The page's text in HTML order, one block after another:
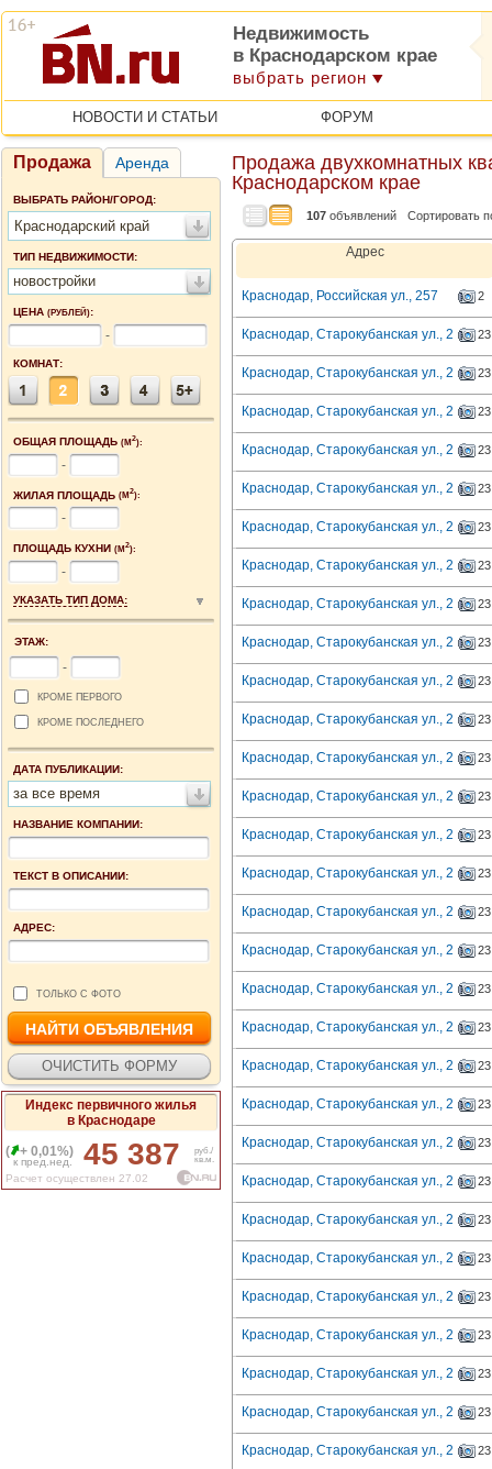
Недвижимость
в Краснодарском крае
выбрать регион
НОВОСТИ И СТАТЬИ ФОРУМ
Продажа Аренда
ВЫБРАТЬ РАЙОН/ГОРОД:
Краснодарский край
ТИП НЕДВИЖИМОСТИ:
новостройки
ЦЕНА (РУБЛЕЙ):
-
КОМНАТ:
ОБЩАЯ ПЛОЩАДЬ (М2):
-
ЖИЛАЯ ПЛОЩАДЬ (М2):
-
ПЛОЩАДЬ КУХНИ (М2):
-
УКАЗАТЬ ТИП ДОМА:
ЭТАЖ:
-
КРОМЕ ПЕРВОГО
КРОМЕ ПОСЛЕДНЕГО
ДАТА ПУБЛИКАЦИИ:
за все время
НАЗВАНИЕ КОМПАНИИ:
ТЕКСТ В ОПИСАНИИ:
АДРЕС:
ТОЛЬКО С ФОТО
Индекс первичного жилья
в Краснодаре
(
+ 0,01%)
к пред.нед. 45 387
руб./
кв.м.
Расчет осуществлен 27.02
Продажа двухкомнатных
Краснодарском крае
107 объявлений Сортировать
Адрес
Краснодар, Российская ул., 257 2
Краснодар, Старокубанская ул., 2 23
Краснодар, Старокубанская ул., 2 23
Краснодар, Старокубанская ул., 2 23
Краснодар, Старокубанская ул., 2 23
Краснодар, Старокубанская ул., 2 23
Краснодар, Старокубанская ул., 2 23
Краснодар, Старокубанская ул., 2 23
Краснодар, Старокубанская ул., 2 23
Краснодар, Старокубанская ул., 2 23
Краснодар, Старокубанская ул., 2 23
Краснодар, Старокубанская ул., 2 23
Краснодар, Старокубанская ул., 2 23
Краснодар, Старокубанская ул., 2 23
Краснодар, Старокубанская ул., 2 23
Краснодар, Старокубанская ул., 2 23
Краснодар, Старокубанская ул., 2 23
Краснодар, Старокубанская ул., 2 23
Краснодар, Старокубанская ул., 2 23
Краснодар, Старокубанская ул., 2 23
Краснодар, Старокубанская ул., 2 23
Краснодар, Старокубанская ул., 2 23
Краснодар, Старокубанская ул., 2 23
Краснодар, Старокубанская ул., 2 23
Краснодар, Старокубанская ул., 2 23
Краснодар, Старокубанская ул., 2 23
Краснодар, Старокубанская ул., 2 23
Краснодар, Старокубанская ул., 2 23
Краснодар, Старокубанская ул., 2 23
Краснодар, Старокубанская ул., 2 23
Краснодар, Старокубанская ул., 2 23